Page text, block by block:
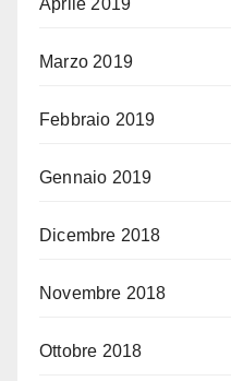
Marzo 2019
Febbraio 2019
Gennaio 2019
Dicembre 2018
Novembre 2018
Ottobre 2018